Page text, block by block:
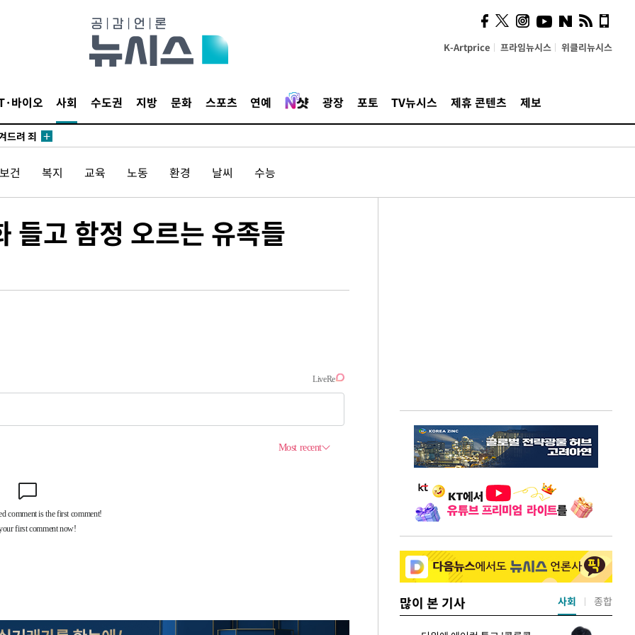
K-Artprice 프라임뉴시스 위클리뉴시스
바이오 사회 수도권 지방 문화 스포츠 연예 광장 포토 TV뉴시스 제휴 콘텐츠 제보
속[다음
드려 죄
겠다"
건 복지 교육 노동 환경 날씨 수능
들고 함정 오르는 유족들
많이 본 기사 사회 종합